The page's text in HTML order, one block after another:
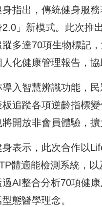
身指出，傳統健身服
2.0」新模式。此次
蹤多達70項生物標記
化健康管理報告，
導入智慧辨識功能，
板追蹤各項逆齡指標
開放非會員體驗，擴
身表示，此次合作以
體適能檢測系統，
過AI整合分析70項健
態醫學理念。